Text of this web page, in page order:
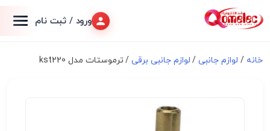
ورود / ثبت نام
خانه / لوازم جانبی/ لوازم جانبی برقی/ ترموستات مدل kst220